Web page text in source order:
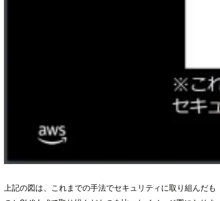
上記の図は、これまでの手法でセキュリティに取り組んだも